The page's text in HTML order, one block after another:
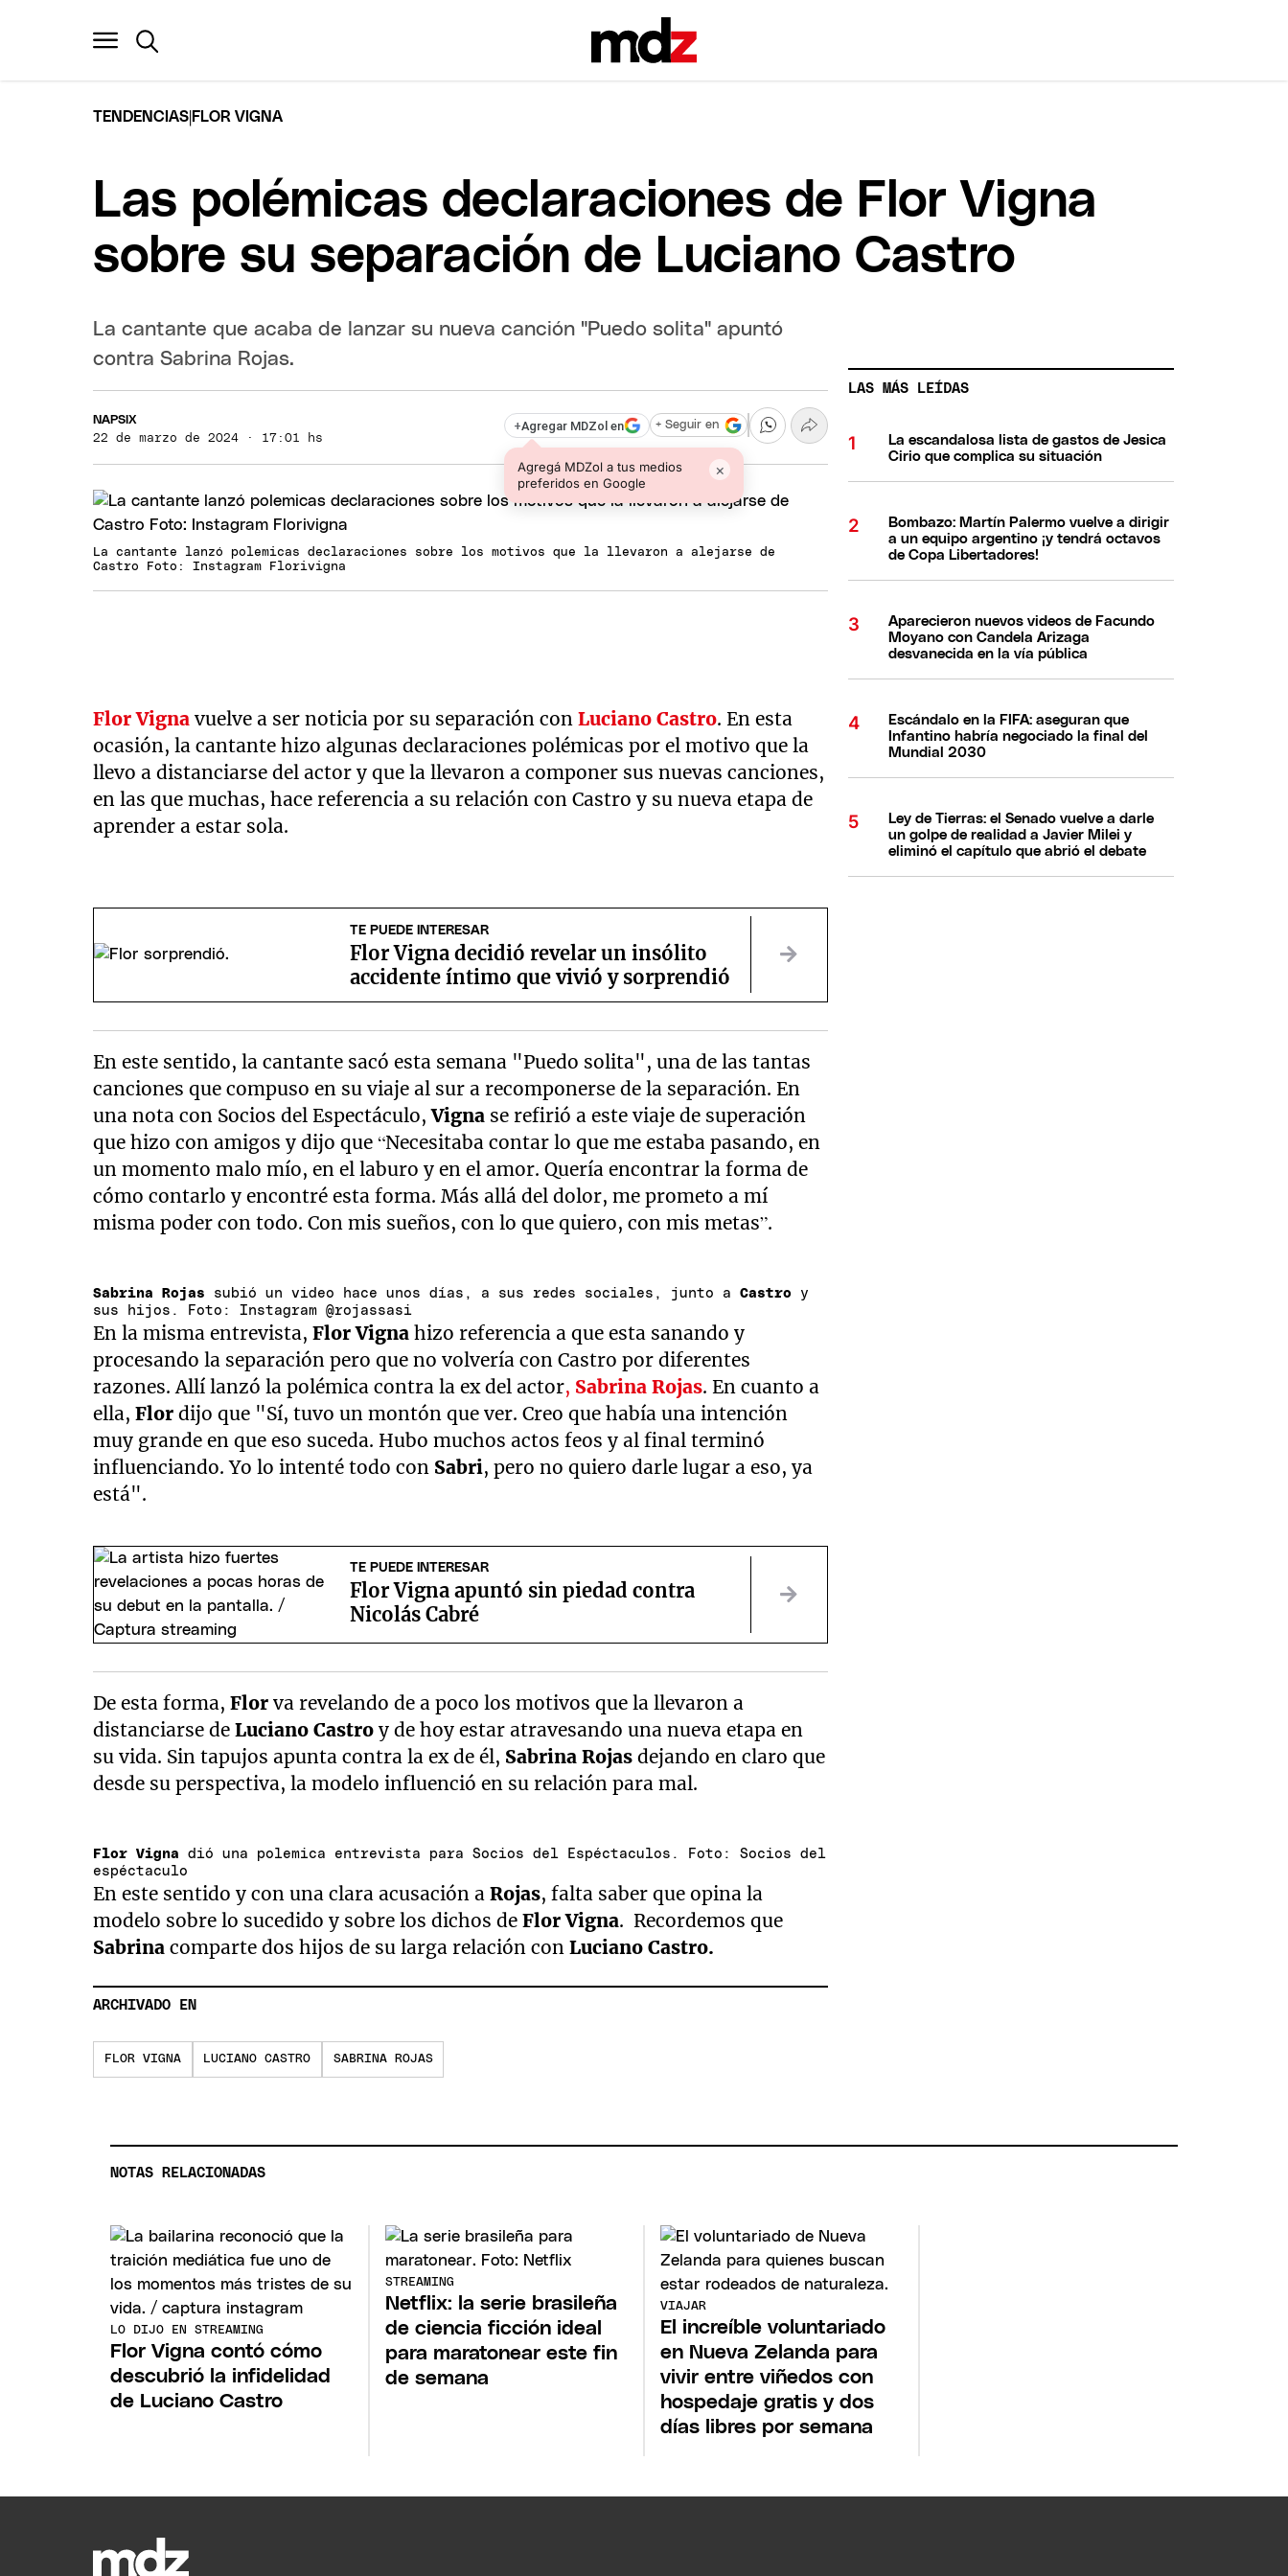
TENDENCIAS FLOR VIGNA
Las polémicas declaraciones de Flor Vigna
sobre su separación de Luciano Castro
La cantante que acaba de lanzar su nueva canción "Puedo solita" apuntó
contra Sabrina Rojas.
NAPSIX
22 de marzo de 2024 · 17:01 hs
+Agregar MDZol en
Agregá MDZol a tus medios
preferidos en Google
×
+ Seguir en
La cantante lanzó polemicas declaraciones sobre los motivos que la llevaron a alejarse de
Castro Foto: Instagram Florivigna
Flor Vigna vuelve a ser noticia por su separación con Luciano Castro. En esta
ocasión, la cantante hizo algunas declaraciones polémicas por el motivo que la
llevo a distanciarse del actor y que la llevaron a componer sus nuevas canciones,
en las que muchas, hace referencia a su relación con Castro y su nueva etapa de
aprender a estar sola.
TE PUEDE INTERESAR
Flor Vigna decidió revelar un insólito
accidente íntimo que vivió y sorprendió
En este sentido, la cantante sacó esta semana "Puedo solita", una de las tantas
canciones que compuso en su viaje al sur a recomponerse de la separación. En
una nota con Socios del Espectáculo,Vigna se refirió a este viaje de superación
que hizo con amigos y dijo que “Necesitaba contar lo que me estaba pasando, en
un momento malo mío, en el laburo y en el amor. Quería encontrar la forma de
cómo contarlo y encontré esta forma. Más allá del dolor, me prometo a mí
misma poder con todo. Con mis sueños, con lo que quiero, con mis metas”.
Sabrina Rojas subió un video hace unos días, a sus redes sociales, junto aCastro y
sus hijos. Foto: Instagram @rojassasi
En la misma entrevista,Flor Vigna hizo referencia a que esta sanando y
procesando la separación pero que no volvería con Castro por diferentes
razones. Allí lanzó la polémica contra la ex del actor, Sabrina Rojas. En cuanto a
ella,Flordijo que "Sí, tuvo un montón que ver. Creo que había una intención
muy grande en que eso suceda. Hubo muchos actos feos y al final terminó
influenciando. Yo lo intenté todo con Sabri, pero no quiero darle lugar a eso, ya
está".
TE PUEDE INTERESAR
Flor Vigna apuntó sin piedad contra
Nicolás Cabré
De esta forma,Florva revelando de a poco los motivos que la llevaron a
distanciarse deLuciano Castro y de hoy estar atravesando una nueva etapa en
su vida. Sin tapujos apunta contra la ex de él, Sabrina Rojas dejando en claro que
desde su perspectiva, la modelo influenció en su relación para mal.
Flor Vignadió una polemica entrevista para Socios del Espéctaculos. Foto: Socios del
espéctaculo
En este sentido y con una clara acusación aRojas, falta saber que opina la
modelo sobre lo sucedido y sobre los dichos deFlor Vigna. Recordemos que
Sabrinacomparte dos hijos de su larga relación conLuciano Castro.
ARCHIVADO EN
FLOR VIGNA LUCIANO CASTRO SABRINA ROJAS
LAS MÁS LEÍDAS
La escandalosa lista de gastos de Jesica
Cirio que complica su situación
Bombazo: Martín Palermo vuelve a dirigir
a un equipo argentino ¡y tendrá octavos
de Copa Libertadores!
Aparecieron nuevos videos de Facundo
Moyano con Candela Arizaga
desvanecida en la vía pública
Escándalo en la FIFA: aseguran que
Infantino habría negociado la final del
Mundial 2030
Ley de Tierras: el Senado vuelve a darle
un golpe de realidad a Javier Milei y
eliminó el capítulo que abrió el debate
NOTAS RELACIONADAS
LO DIJO EN STREAMING
Flor Vigna contó cómo
descubrió la infidelidad
de Luciano Castro
STREAMING
Netflix: la serie brasileña
de ciencia ficción ideal
para maratonear este fin
de semana
VIAJAR
El increíble voluntariado
en Nueva Zelanda para
vivir entre viñedos con
hospedaje gratis y dos
días libres por semana